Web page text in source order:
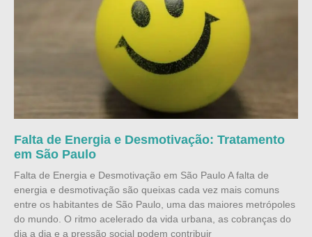
Falta de Energia e Desmotivação: Tratamento
em São Paulo
Falta de Energia e Desmotivação em São Paulo A falta de
energia e desmotivação são queixas cada vez mais comuns
entre os habitantes de São Paulo, uma das maiores metrópoles
do mundo. O ritmo acelerado da vida urbana, as cobranças do
dia a dia e a pressão social podem contribuir